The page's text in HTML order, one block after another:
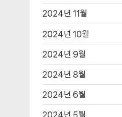
2024년 11월
2024년 10월
2024년 9월
2024년 8월
2024년 6월
2024년 5월